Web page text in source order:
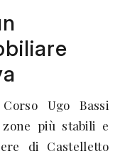
Ugo Bassi
più stabili e
di Castelletto